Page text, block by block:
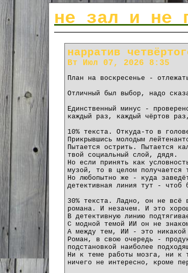
не зал и не
нарратив
Вт Июл 07, 2026 8:35
План на воскресенье -
Отличный был выбор, надо
Единственный минус -
каждый раз, каждый чёртов
10% текста. Откуда-то в
Прикрывшись молодым
Пытается острить. Пытается
твой социальный слой, дядя.
Но если принять как
музой, то в целом получается
Но любопытно же - куда
детективная линия тут -
30% текста. Ладно, он не всё
романа. И незачем. И это
В детективную линию
С модной темой ИИ он не
А между тем, ИИ - это никакой
Роман, в свою очередь -
подстановкой наиболее
Ни к теме работы мозга, ни к
ничего не интересно, кроме